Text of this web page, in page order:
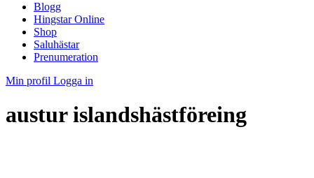
Blogg
Hingstar Online
Shop
Saluhästar
Prenumeration
Min profil Logga in
austur islandshästföreing